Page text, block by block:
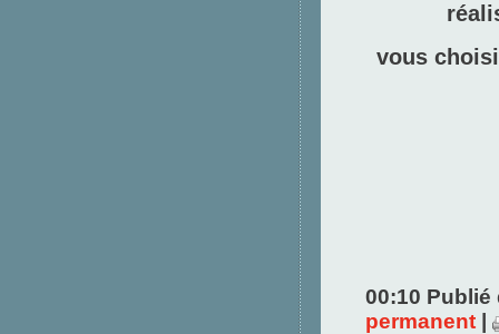
vous
00:10
permanent